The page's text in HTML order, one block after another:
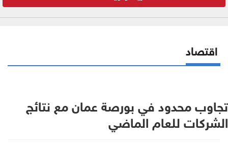
اقتصاد
تجاوب محدود في بورصة عمان مع نتائج
الشركات للعام الماضي